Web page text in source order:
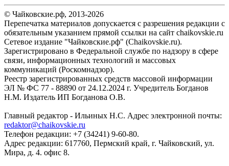
© Чайковские.рф, 2013-2026
Перепечатка материалов допускается с разрешения редакции с
обязательным указанием прямой ссылки на сайт chaikovskie.ru
Сетевое издание "Чайковские.рф" (Chaikovskie.ru).
Зарегистрировано в Федеральной службе по надзору в сфере
связи, информационных технологий и массовых
коммуникаций (Роскомнадзор).
Реестр зарегистрированных средств массовой информации
ЭЛ № ФС 77 - 88890 от 24.12.2024 г. Учредитель Богданов
Н.М. Издатель ИП Богданова О.В.
Главный редактор - Ильиных Н.С. Адрес электронной почты:
redaktor@chaikovskie.ru
Телефон редакции: +7 (34241) 9-60-80.
Адрес редакции: 617760, Пермский край, г. Чайковский, ул.
Мира, д. 4. офис 8.